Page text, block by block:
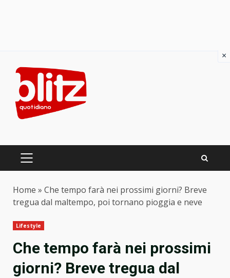
content
PRIMARY
Home » Che tempo farà nei prossimi giorni? Breve
tregua dal maltempo, poi tornano pioggia e neve
Lifestyle
Che tempo farà nei prossimi
giorni? Breve tregua dal
×